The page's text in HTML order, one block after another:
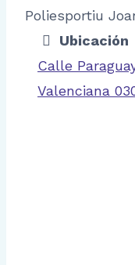
Poliesportiu
Ubicación
Calle
Valenciana